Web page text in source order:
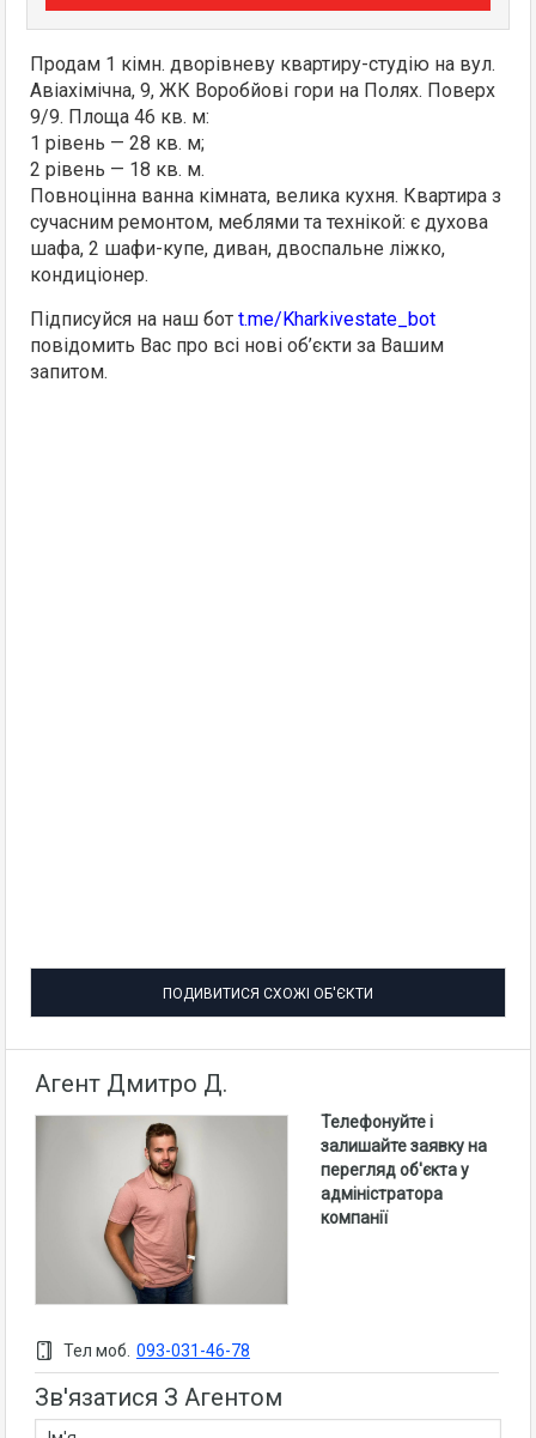
Продам 1 кімн. дворівневу квартиру-студію на вул.
Авіахімічна, 9, ЖК Воробйові гори на Полях. Поверх
9/9. Площа 46 кв. м:
1 рівень — 28 кв. м;
2 рівень — 18 кв. м.
Повноцінна ванна кімната, велика кухня. Квартира з
сучасним ремонтом, меблями та технікой: є духова
шафа, 2 шафи-купе, диван, двоспальне ліжко,
кондиціонер.
Підписуйся на наш бот t.me/Kharkivestate_bot
повідомить Вас про всі нові об’єкти за Вашим
запитом.
ПОДИВИТИСЯ СХОЖІ ОБ'ЄКТИ
Агент Дмитро Д.
Телефонуйте і
залишайте заявку на
перегляд об'єкта у
адміністратора
компанії
Тел моб. 093-031-46-78
Зв'язатися З Агентом